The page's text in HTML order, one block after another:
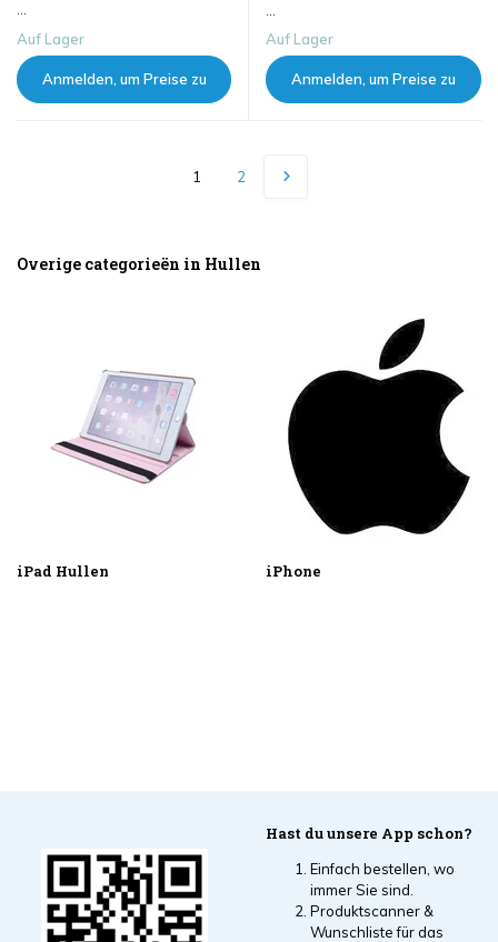
...
Auf Lager
Anmelden, um Preise zu
...
Auf Lager
Anmelden, um Preise zu
1 2
Overige categorieën in Hullen
iPad Hullen iPhone
Hast du unsere App schon?
Einfach bestellen, wo
immer Sie sind.
Produktscanner &
Wunschliste für das